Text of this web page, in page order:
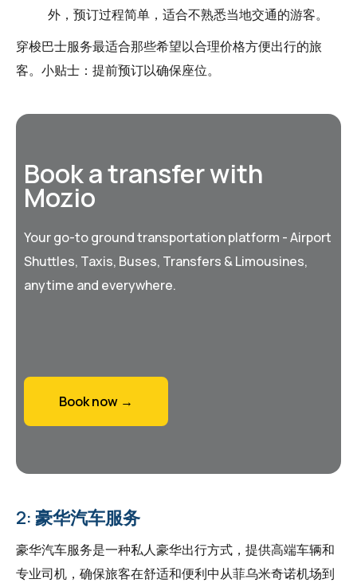
外，预订过程简单，适合不熟悉当地交通的游客。
穿梭巴士服务最适合那些希望以合理价格方便出行的旅
客。小贴士：提前预订以确保座位。
Book a transfer with
Mozio
Your go-to ground transportation platform - Airport
Shuttles, Taxis, Buses, Transfers & Limousines,
anytime and everywhere.
Book now →
2: 豪华汽车服务
豪华汽车服务是一种私人豪华出行方式，提供高端车辆和
专业司机，确保旅客在舒适和便利中从菲乌米奇诺机场到